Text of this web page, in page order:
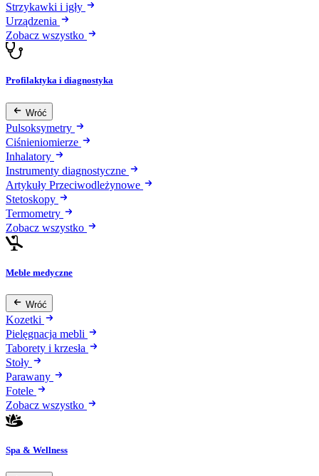
Strzykawki i igły
Urządzenia
Zobacz wszystko
Profilaktyka i diagnostyka
Wróć
Pulsoksymetry
Ciśnieniomierze
Inhalatory
Instrumenty diagnostyczne
Artykuły Przeciwodleżynowe
Stetoskopy
Termometry
Zobacz wszystko
Meble medyczne
Wróć
Kozetki
Pielęgnacja mebli
Taborety i krzesła
Stoły
Parawany
Fotele
Zobacz wszystko
Spa & Wellness